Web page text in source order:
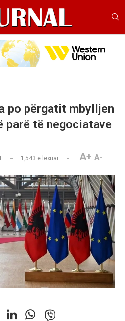
po përgatit mbylljen
parë të negociatave
1,543 e lexuar A+ A-